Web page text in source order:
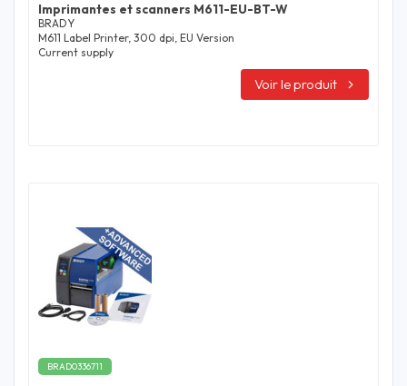
Imprimantes et scanners M611-EU-BT-W
BRADY
M611 Label Printer, 300 dpi, EU Version
Current supply
Voir le produit
BRAD0336711